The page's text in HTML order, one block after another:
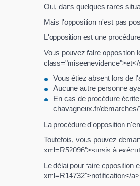
Oui, dans quelques rares
Mais l'opposition n'est pas
L'opposition est une
Vous pouvez faire opposition
Vous étiez absent lors de
Aucune autre personne
En cas de procédure
chavagneux.fr/
La procédure d'opposition
Toutefois, vous pouvez
xml=R52096">sursis à
Le délai pour faire opposition
xml=R14732">notification</